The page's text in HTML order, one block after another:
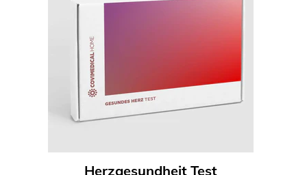
Herzgesundheit Test